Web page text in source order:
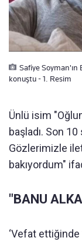
Safiye Soyman'ın
konuştu - 1. Resim
Ünlü isim
başladı. Son
Gözlerimizle
bakıyordum"
"BANU
‘Vefat ettiğinde